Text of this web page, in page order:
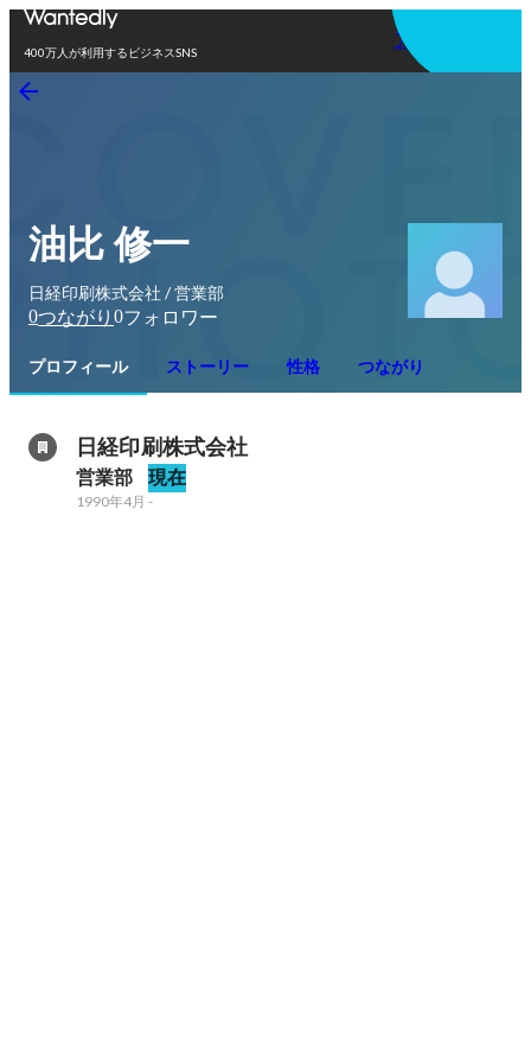
400万人が利用するビジネスSNS
アプリを使う
油比 修一
日経印刷株式会社 / 営業部
0つながり 0フォロワー
プロフィール ストーリー 性格 つながり
日経印刷株式会社
営業部 現在
1990年4月 -